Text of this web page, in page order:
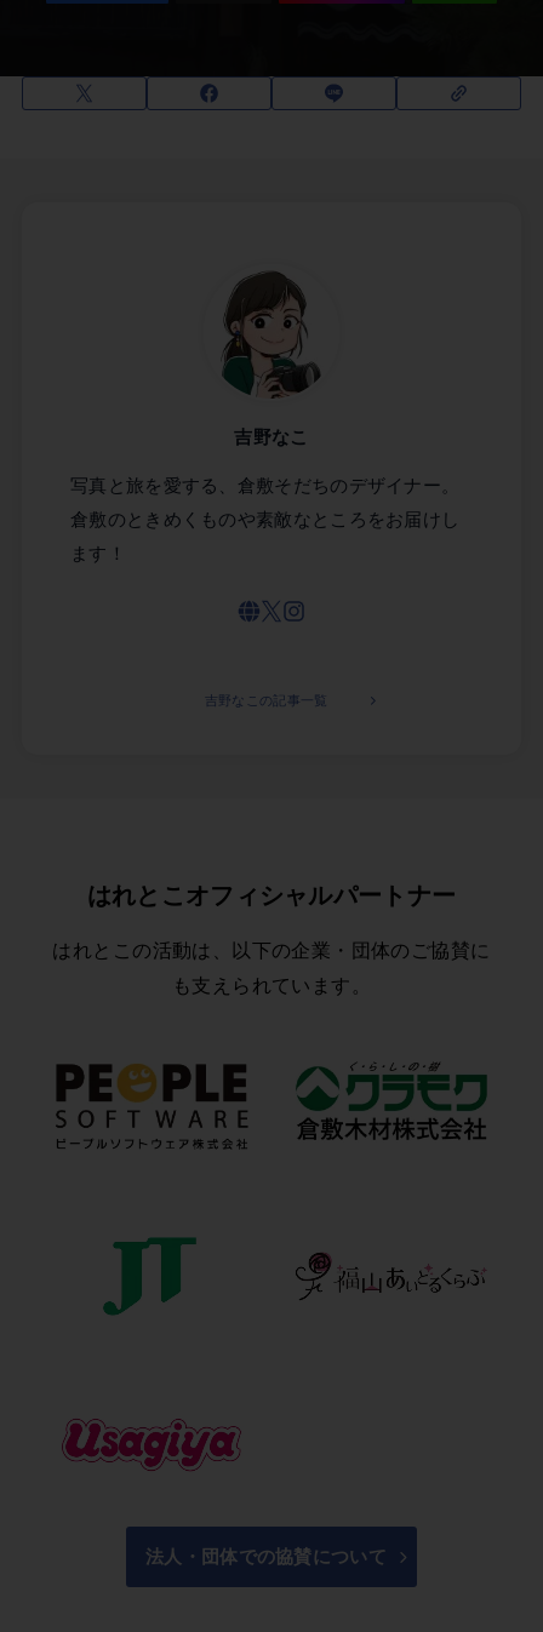
吉野なこ
写真と旅を愛する、倉敷そだちのデザイナー。
倉敷のときめくものや素敵なところをお届けし
ます！
吉野なこの記事一覧
はれとこオフィシャルパートナー
はれとこの活動は、以下の企業・団体のご協賛に
も支えられています。
法人・団体での協賛について